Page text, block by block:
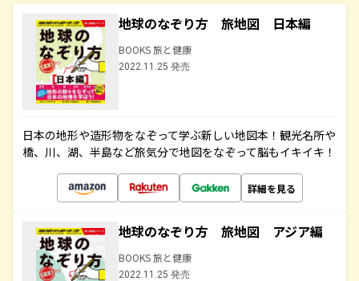
地球のなぞり方 旅地図 日本編
BOOKS 旅と健康
2022.11.25 発売
日本の地形や造形物をなぞって学ぶ新しい地図本！観光名所や
橋、川、湖、半島など旅気分で地図をなぞって脳もイキイキ！
詳細を見る
地球のなぞり方 旅地図 アジア編
BOOKS 旅と健康
2022.11.25 発売